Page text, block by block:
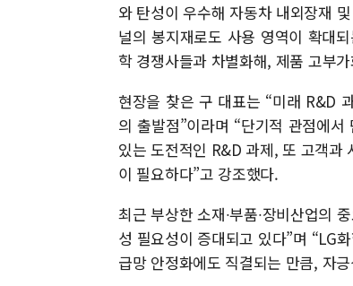
와 탄성이 우수해 자동차 내외장재
널의 봉지재로도 사용 영역이 확대
학 경쟁사들과 차별화해, 제품 고부
현장을 찾은 구 대표는 “미래 R&D
의 출발점”이라며 “단기적 관점에
있는 도전적인 R&D 과제, 또 고객과
이 필요하다”고 강조했다.
최근 부상한 소재∙부품∙장비산업의
성 필요성이 증대되고 있다”며 “LG
급망 안정화에도 직결되는 만큼, 자